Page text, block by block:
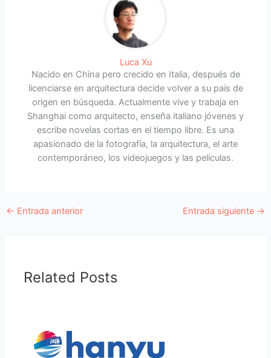
Luca Xu
Nacido en China pero crecido en Italia, después de
licenciarse en arquitectura decide volver a su país de
origen en búsqueda. Actualmente vive y trabaja en
Shanghai como arquitecto, enseña italiano jóvenes y
escribe novelas cortas en el tiempo libre. Es una
apasionado de la fotografía, la arquitectura, el arte
contemporáneo, los videojuegos y las películas.
← Entrada anterior Entrada siguiente →
Related Posts